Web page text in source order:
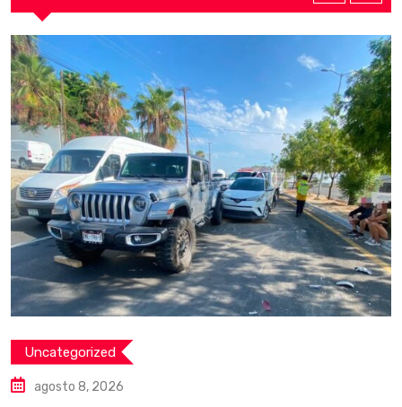
Uncategorized
agosto 8, 2026